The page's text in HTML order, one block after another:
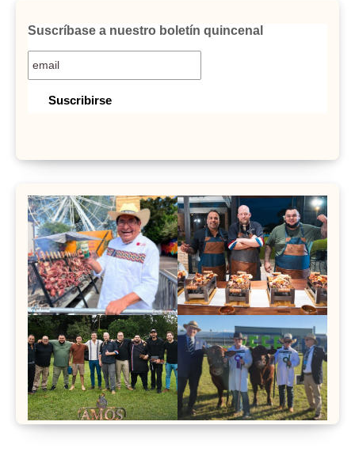
Suscríbase a nuestro boletín quincenal